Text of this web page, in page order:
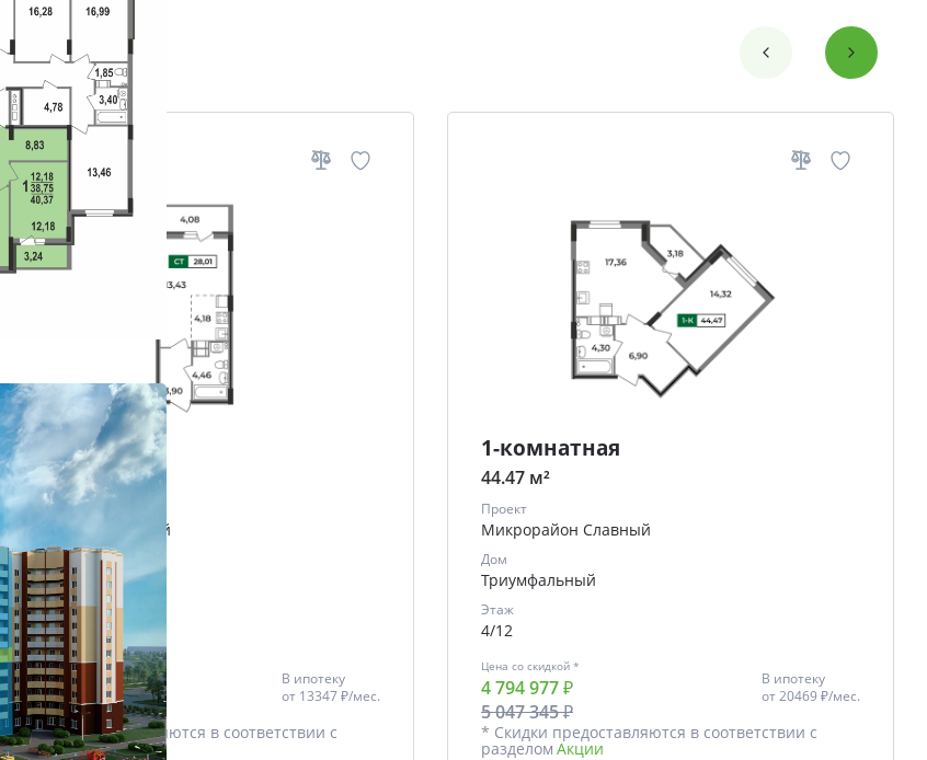
Студия
28.01 м²
Проект
Микрорайон Славный
Дом
Триумфальный
Этаж
2/12
Цена со скидкой *
3 126 616 ₽
3 291 175 ₽
В ипотеку
от 13347 ₽/мес.
* Скидки предоставляются в соответствии с
разделомАкции
1-комнатная
44.47 м²
Проект
Микрорайон Славный
Дом
Триумфальный
Этаж
4/12
Цена со скидкой *
4 794 977 ₽
5 047 345 ₽
В ипотеку
от20469 ₽/мес.
* Скидки предоставляются в соответствии с
разделом Акции